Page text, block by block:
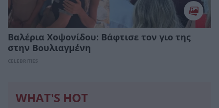
Βαλέρια Χοψονίδου: Bάφτισε τον γιο της
στην Βουλιαγμένη
CELEBRITIES
WHAT'S HOT